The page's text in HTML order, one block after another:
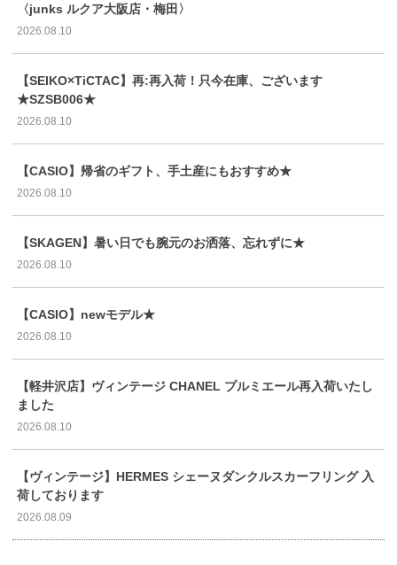
〈junks ルクア大阪店・梅田〉
2026.08.10
【SEIKO×TiCTAC】再:再入荷！只今在庫、ございます
★SZSB006★
2026.08.10
【CASIO】帰省のギフト、手土産にもおすすめ★
2026.08.10
【SKAGEN】暑い日でも腕元のお洒落、忘れずに★
2026.08.10
【CASIO】newモデル★
2026.08.10
【軽井沢店】ヴィンテージ CHANEL プルミエール再入荷いたし
ました
2026.08.10
【ヴィンテージ】HERMES シェーヌダンクルスカーフリング 入
荷しております
2026.08.09